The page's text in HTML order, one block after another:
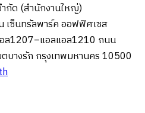
กัด (สำนักงานใหญ่)
เซ็นทรัลพาร์ค ออฟฟิศเซส
ล1207–แอลแอล1210 ถนน
บางรัก กรุงเทพมหานคร 10500